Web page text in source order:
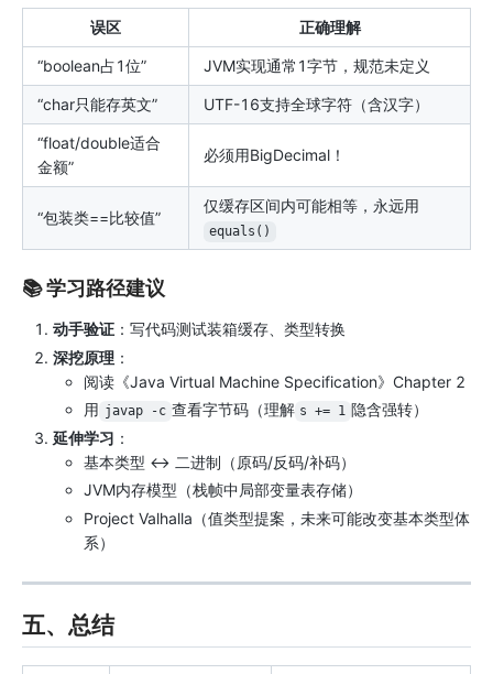
误区 正确理解
“boolean占1位” JVM实现通常1字节，规范未定义
“char只能存英文” UTF-16支持全球字符（含汉字）
“float/double适合
金额”
必须用BigDecimal！
“包装类==比较值”
仅缓存区间内可能相等，永远用
equals()
📚 学习路径建议
动手验证 ：写代码测试装箱缓存、类型转换
深挖原理 ：
阅读《Java Virtual Machine Specification》Chapter 2
用 javap -c 查看字节码（理解 s += 1 隐含强转）
延伸学习 ：
基本类型 ↔ 二进制（原码/反码/补码）
JVM内存模型（栈帧中局部变量表存储）
Project Valhalla（值类型提案，未来可能改变基本类型体
系）
五、总结